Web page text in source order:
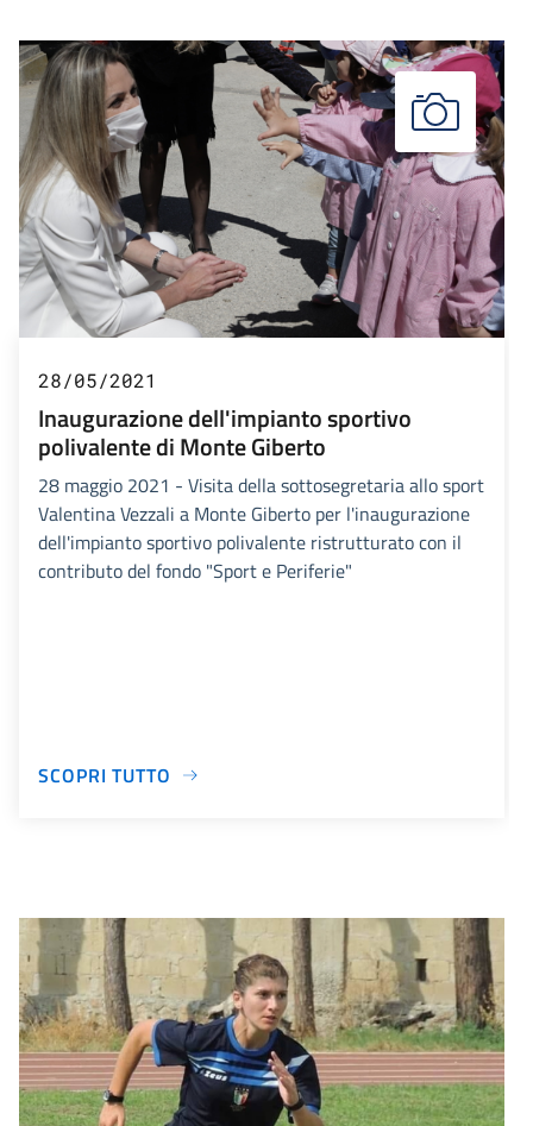
28/05/2021
Inaugurazione dell'impianto sportivo
polivalente di Monte Giberto
28 maggio 2021 - Visita della sottosegretaria allo sport
Valentina Vezzali a Monte Giberto per l'inaugurazione
dell'impianto sportivo polivalente ristrutturato con il
contributo del fondo "Sport e Periferie"
SCOPRI TUTTO